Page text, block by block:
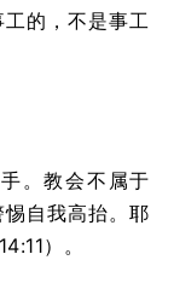
的，不是事工
。教会不属于
自我高抬。耶
）。